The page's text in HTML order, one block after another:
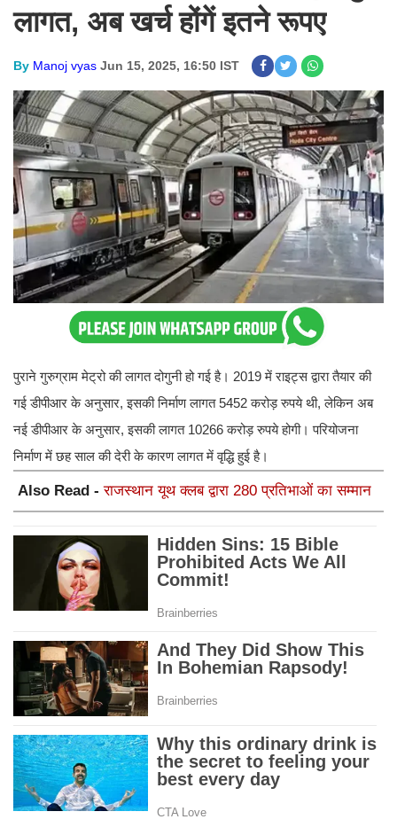
लागत, अब खर्च होंगें इतने रूपए
By Manoj vyas Jun 15, 2025, 16:50 IST
पुराने गुरुग्राम मेट्रो की लागत दोगुनी हो गई है। 2019 में राइट्स द्वारा तैयार की
गई डीपीआर के अनुसार, इसकी निर्माण लागत 5452 करोड़ रुपये थी, लेकिन अब
नई डीपीआर के अनुसार, इसकी लागत 10266 करोड़ रुपये होगी। परियोजना
निर्माण में छह साल की देरी के कारण लागत में वृद्धि हुई है।
Also Read -राजस्थान यूथ क्लब द्वारा 280 प्रतिभाओं का सम्मान